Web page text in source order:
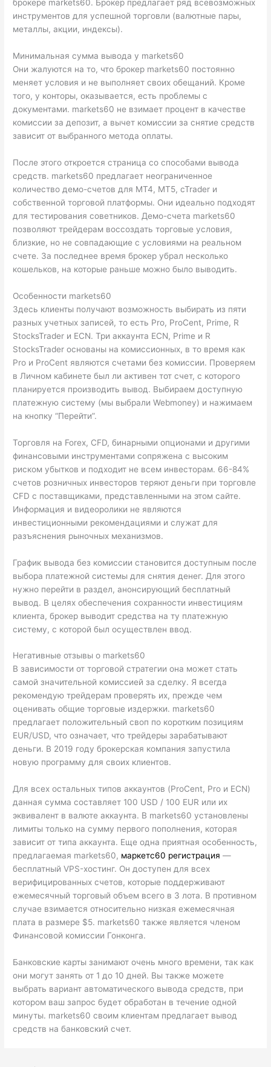
брокере markets60. Брокер предлагает ряд всевозможных
инструментов для успешной торговли (валютные пары,
металлы, акции, индексы).
Минимальная сумма вывода у markets60
Они жалуются на то, что брокер markets60 постоянно
меняет условия и не выполняет своих обещаний. Кроме
того, у конторы, оказывается, есть проблемы с
документами. markets60 не взимает процент в качестве
комиссии за депозит, а вычет комиссии за снятие средств
зависит от выбранного метода оплаты.
После этого откроется страница со способами вывода
средств. markets60 предлагает неограниченное
количество демо-счетов для MT4, MT5, cTrader и
собственной торговой платформы. Они идеально подходят
для тестирования советников. Демо-счета markets60
позволяют трейдерам воссоздать торговые условия,
близкие, но не совпадающие с условиями на реальном
счете. За последнее время брокер убрал несколько
кошельков, на которые раньше можно было выводить.
Особенности markets60
Здесь клиенты получают возможность выбирать из пяти
разных учетных записей, то есть Pro, ProCent, Prime, R
StocksTrader и ECN. Три аккаунта ECN, Prime и R
StocksTrader основаны на комиссионных, в то время как
Pro и ProCent являются счетами без комиссии. Проверяем
в Личном кабинете был ли активен тот счет, с которого
планируется производить вывод. Выбираем доступную
платежную систему (мы выбрали Webmoney) и нажимаем
на кнопку “Перейти”.
Торговля на Forex, CFD, бинарными опционами и другими
финансовыми инструментами сопряжена с высоким
риском убытков и подходит не всем инвесторам. 66-84%
счетов розничных инвесторов теряют деньги при торговле
CFD с поставщиками, представленными на этом сайте.
Информация и видеоролики не являются
инвестиционными рекомендациями и служат для
разъяснения рыночных механизмов.
График вывода без комиссии становится доступным после
выбора платежной системы для снятия денег. Для этого
нужно перейти в раздел, анонсирующий бесплатный
вывод. В целях обеспечения сохранности инвестициям
клиента, брокер выводит средства на ту платежную
систему, с которой был осуществлен ввод.
Негативные отзывы о markets60
В зависимости от торговой стратегии она может стать
самой значительной комиссией за сделку. Я всегда
рекомендую трейдерам проверять их, прежде чем
оценивать общие торговые издержки. markets60
предлагает положительный своп по коротким позициям
EUR/USD, что означает, что трейдеры зарабатывают
деньги. В 2019 году брокерская компания запустила
новую программу для своих клиентов.
Для всех остальных типов аккаунтов (ProCent, Pro и ECN)
данная сумма составляет 100 USD / 100 EUR или их
эквивалент в валюте аккаунта. В markets60 установлены
лимиты только на сумму первого пополнения, которая
зависит от типа аккаунта. Еще одна приятная особенность,
предлагаемая markets60, маркетс60 регистрация —
бесплатный VPS-хостинг. Он доступен для всех
верифицированных счетов, которые поддерживают
ежемесячный торговый объем всего в 3 лота. В противном
случае взимается относительно низкая ежемесячная
плата в размере $5. markets60 также является членом
Финансовой комиссии Гонконга.
Банковские карты занимают очень много времени, так как
они могут занять от 1 до 10 дней. Вы также можете
выбрать вариант автоматического вывода средств, при
котором ваш запрос будет обработан в течение одной
минуты. markets60 своим клиентам предлагает вывод
средств на банковский счет.